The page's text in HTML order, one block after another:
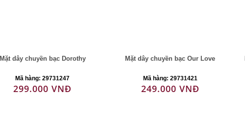
Mặt dây chuyền bạc Dorothy
Mã hàng: 29731247
299.000 VNĐ
Mặt dây chuyền bạc Our Love
Mã hàng: 29731421
249.000 VNĐ